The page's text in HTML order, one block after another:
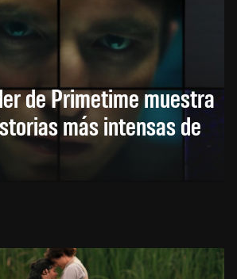
de Primetime muestra
más intensas de